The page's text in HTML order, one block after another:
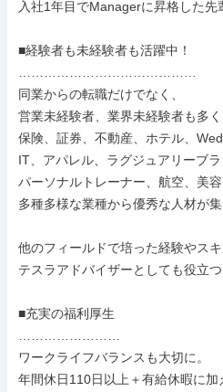
入社1年目でManagerに昇格した先
■経験者も未経験者も活躍中！
同業からの転職だけでなく、
営業未経験者、業界未経験者も多く
保険、証券、不動産、ホテル、
IT、アパレル、ラグジュアリーブラ
パーソナルトレーナー、航空、美容
多種多様な業種から優秀な人材が集
他のフィールドで培った経験やスキ
テスラアドバイザーとしても役立つ
■充実の福利厚生
ワークライフバランスも大切に。
年間休日110日以上＋有給休暇に加